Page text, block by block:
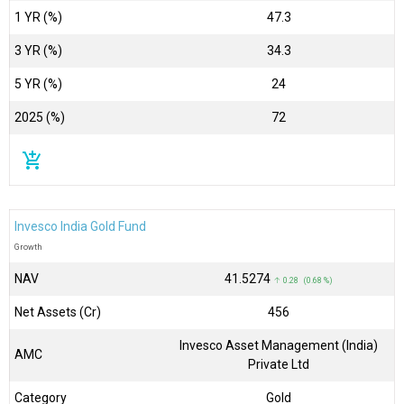
1 YR (%) 47.3
3 YR (%) 34.3
5 YR (%) 24
2025 (%) 72
add_shopping_cart
Invesco India Gold Fund
Growth
NAV ₹41.5274 ↑ 0.28 (0.68 %)
Net Assets (Cr) ₹456
AMC
Invesco Asset Management (India)
Private Ltd
Category Gold